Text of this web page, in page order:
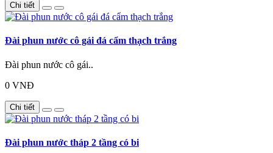
Chi tiết
Đài phun nước cô gái đá cẩm thạch trắng
Đài phun nước cô gái..
0 VNĐ
Chi tiết
Đài phun nước tháp 2 tầng có bi